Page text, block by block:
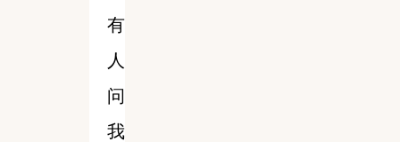
有
人
问
我